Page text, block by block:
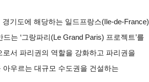
기도에 해당하는 일드프랑스(Ile-de-France)
는 ‘그랑파리(Le Grand Paris) 프로젝트’를
서 파리권의 역할을 강화하고 파리권을
우르는 대규모 수도권을 건설하는